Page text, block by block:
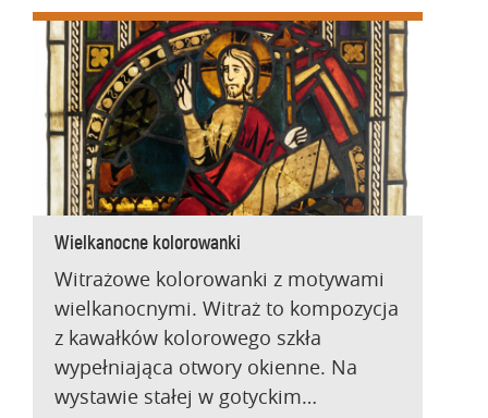
Wielkanocne kolorowanki
Witrażowe kolorowanki z motywami
wielkanocnymi. Witraż to kompozycja
z kawałków kolorowego szkła
wypełniająca otwory okienne. Na
wystawie stałej w gotyckim…